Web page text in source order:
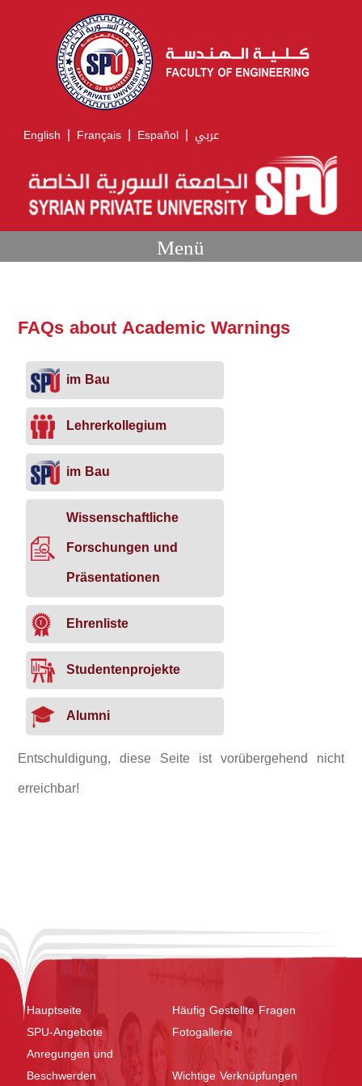
English | Français | Español | عربي
Menü
FAQs about Academic Warnings
im Bau
Lehrerkollegium
im Bau
Wissenschaftliche
Forschungen und
Präsentationen
Ehrenliste
Studentenprojekte
Alumni
Entschuldigung, diese Seite ist vorübergehend nicht
erreichbar!
Hauptseite
Häufig Gestellte Fragen
SPU-Angebote
Fotogallerie
Anregungen und
Beschwerden
Wichtige Verknüpfungen